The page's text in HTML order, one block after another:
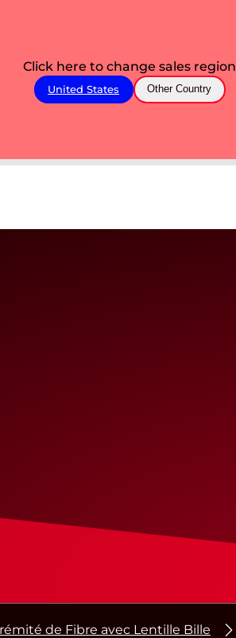
Click here to change sales region
United States Other Country
de Fibre avec Lentille Bille